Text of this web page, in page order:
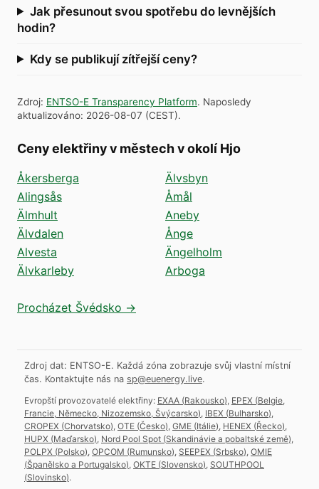
Jak přesunout svou spotřebu do levnějších
hodin?
Kdy se publikují zítřejší ceny?
Zdroj: ENTSO-E Transparency Platform. Naposledy
aktualizováno: 2026-08-07 (CEST).
Ceny elektřiny v městech v okolí Hjo
Åkersberga
Alingsås
Älmhult
Älvdalen
Alvesta
Älvkarleby
Älvsbyn
Åmål
Aneby
Ånge
Ängelholm
Arboga
Procházet Švédsko →
Zdroj dat: ENTSO-E. Každá zóna zobrazuje svůj vlastní místní
čas. Kontaktujte nás na sp@euenergy.live.
Evropští provozovatelé elektřiny: EXAA (Rakousko) EPEX (Belgie,
Francie, Německo, Nizozemsko, Švýcarsko) IBEX (Bulharsko)
CROPEX (Chorvatsko) OTE (Česko) GME (Itálie) HENEX (Řecko)
HUPX (Maďarsko) Nord Pool Spot (Skandinávie a pobaltské země)
POLPX (Polsko) OPCOM (Rumunsko) SEEPEX (Srbsko) OMIE
(Španělsko a Portugalsko) OKTE (Slovensko) SOUTHPOOL
(Slovinsko).